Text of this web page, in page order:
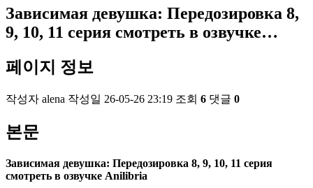
Зависимая девушка: Передозировка 8,
9, 10, 11 серия смотреть в озвучке…
페이지 정보
작성자 alena 작성일 26-05-26 23:19 조회 6 댓글 0
본문
Зависимая девушка: Передозировка 8, 9, 10, 11 серия
смотреть в озвучке Anilibria